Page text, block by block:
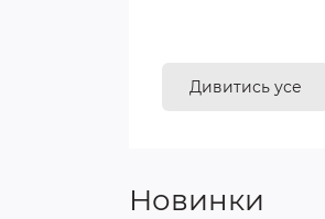
Дивитись усе
Новинки